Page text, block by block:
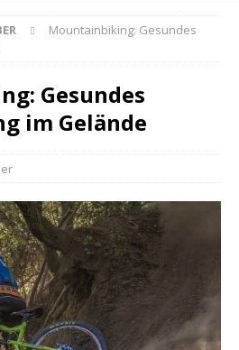
Mountainbiking: Gesundes
Gesundes
im Gelände